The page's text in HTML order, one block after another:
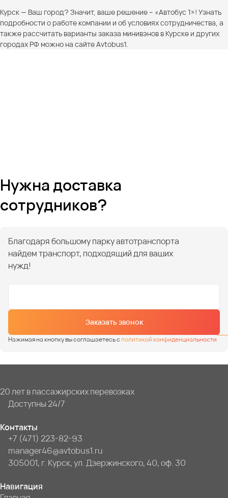
Курск — Ваш город? Значит, ваше решение – «Автобус 1»! Узнать
подробности о работе компании и об условиях сотрудничества, а
также рассчитать варианты заказа минивэнов в Курске и других
городах РФ можно на сайте Avtobus1.
Нужна доставка
сотрудников?
Благодаря большому парку автотранспорта
найдем транспорт, подходящий для ваших
нужд!
Заказать звонок
Нажимая на кнопку вы соглашаетесь сполитикой конфиденциальности
20 лет в пассажирских перевозках
Доступны 24/7
Контакты
+7 (471) 223-82-93
manager46@avtobus1.ru
305001, г. Курск, ул. Дзержинского, 40, оф. 30
Навигация